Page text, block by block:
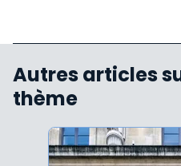
Autres articles
thème